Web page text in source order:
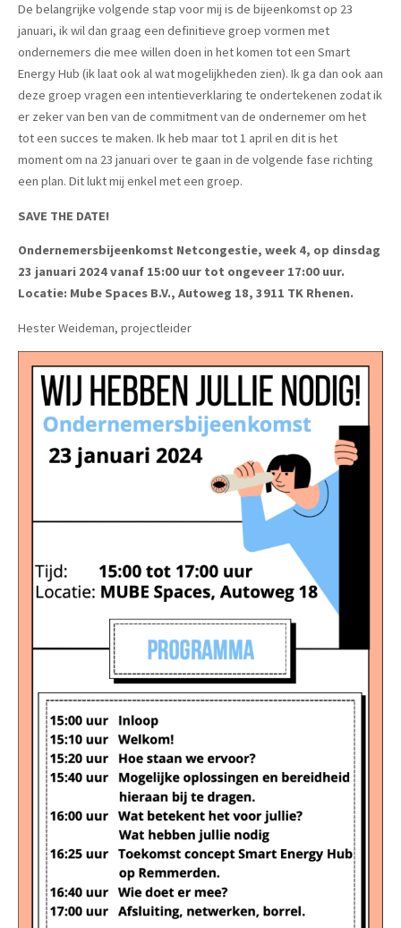
De belangrijke volgende stap voor mij is de bijeenkomst op 23
januari, ik wil dan graag een definitieve groep vormen met
ondernemers die mee willen doen in het komen tot een Smart
Energy Hub (ik laat ook al wat mogelijkheden zien). Ik ga dan ook aan
deze groep vragen een intentieverklaring te ondertekenen zodat ik
er zeker van ben van de commitment van de ondernemer om het
tot een succes te maken. Ik heb maar tot 1 april en dit is het
moment om na 23 januari over te gaan in de volgende fase richting
een plan. Dit lukt mij enkel met een groep.
SAVE THE DATE!
Ondernemersbijeenkomst Netcongestie, week 4, op dinsdag
23 januari 2024 vanaf 15:00 uur tot ongeveer 17:00 uur.
Locatie: Mube Spaces B.V., Autoweg 18, 3911 TK Rhenen.
Hester Weideman, projectleider